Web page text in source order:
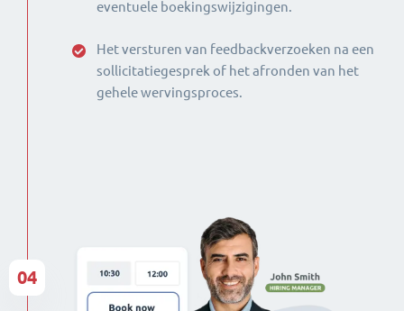
eventuele boekingswijzigingen.
Het versturen van feedbackverzoeken na een
sollicitatiegesprek of het afronden van het
gehele wervingsproces.
04